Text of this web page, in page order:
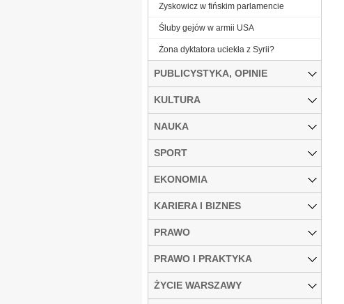
Zyskowicz w fińskim parlamencie
Śluby gejów w armii USA
Żona dyktatora uciekła z Syrii?
PUBLICYSTYKA, OPINIE
KULTURA
NAUKA
SPORT
EKONOMIA
KARIERA I BIZNES
PRAWO
PRAWO I PRAKTYKA
ŻYCIE WARSZAWY